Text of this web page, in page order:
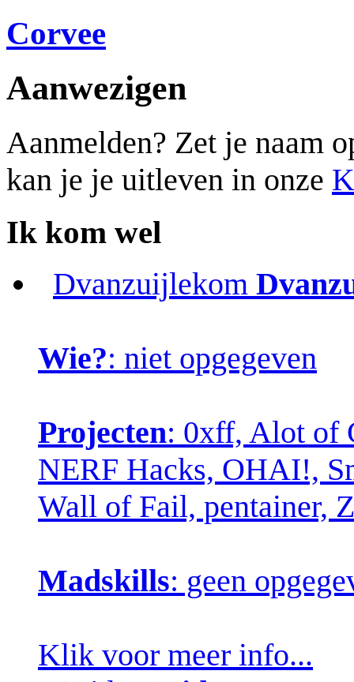
Corvee
Aanwezigen
Aanmelden? Zet je naam
kan je je uitleven in onze
Ik kom wel
Dvanzuijlekom
Wie?: niet opgegeven
Projecten: 0xff, Alot of
NERF Hacks, OHAI!,
Wall of Fail, pentainer,
Madskills: geen
Klik voor meer info...